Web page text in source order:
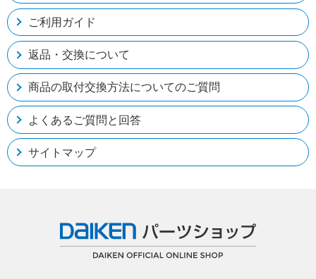
ご利用ガイド
返品・交換について
商品の取付交換方法についてのご質問
よくあるご質問と回答
サイトマップ